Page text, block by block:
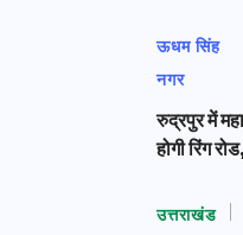
ऊधम सिंह
नगर
रुद्रपुर में
होगी रिंग
उत्तराखंड